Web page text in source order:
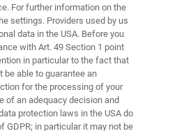
по
файлах
«cookie» Вхід
Налаштування файлів "cookie"
For further information on the
settings. Providers used by us
data in the USA. Before you
with Art. 49 Section 1 point
in particular to the fact that
be able to guarantee an
for the processing of your
of an adequacy decision and
protection laws in the USA do
GDPR; in particular it may not be